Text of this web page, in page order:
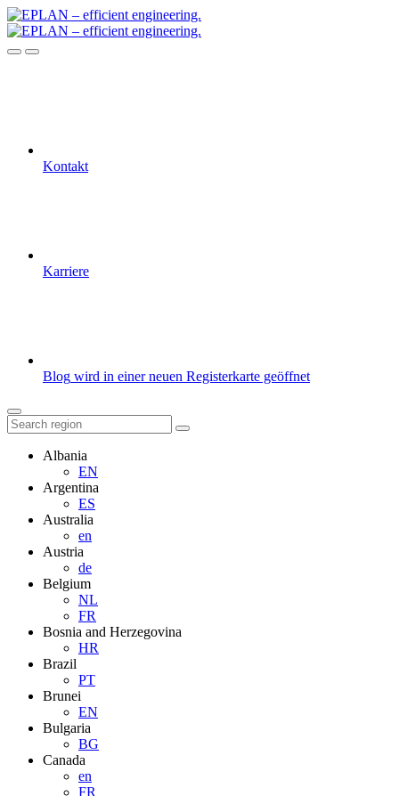
Kontakt
Karriere
Blog wird in einer neuen Registerkarte geöffnet
Albania
EN
Argentina
ES
Australia
en
Austria
de
Belgium
NL
FR
Bosnia and Herzegovina
HR
Brazil
PT
Brunei
EN
Bulgaria
BG
Canada
en
FR